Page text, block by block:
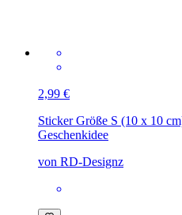
2,99 €
Sticker Größe S (10 x 10
Geschenkidee
von RD-Designz